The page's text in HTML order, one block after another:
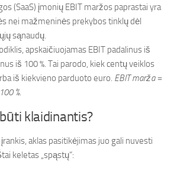
(SaaS) įmonių EBIT maržos paprastai yra
nei mažmeninės prekybos tinklų dėl
sąnaudų.
apskaičiuojamas EBIT padalinus iš
iš 100 %. Tai parodo, kiek centų veiklos
iš kiekvieno parduoto euro. EBIT marža =
%.
klaidinantis?
aklas pasitikėjimas juo gali nuvesti
keletas „spąstų“: